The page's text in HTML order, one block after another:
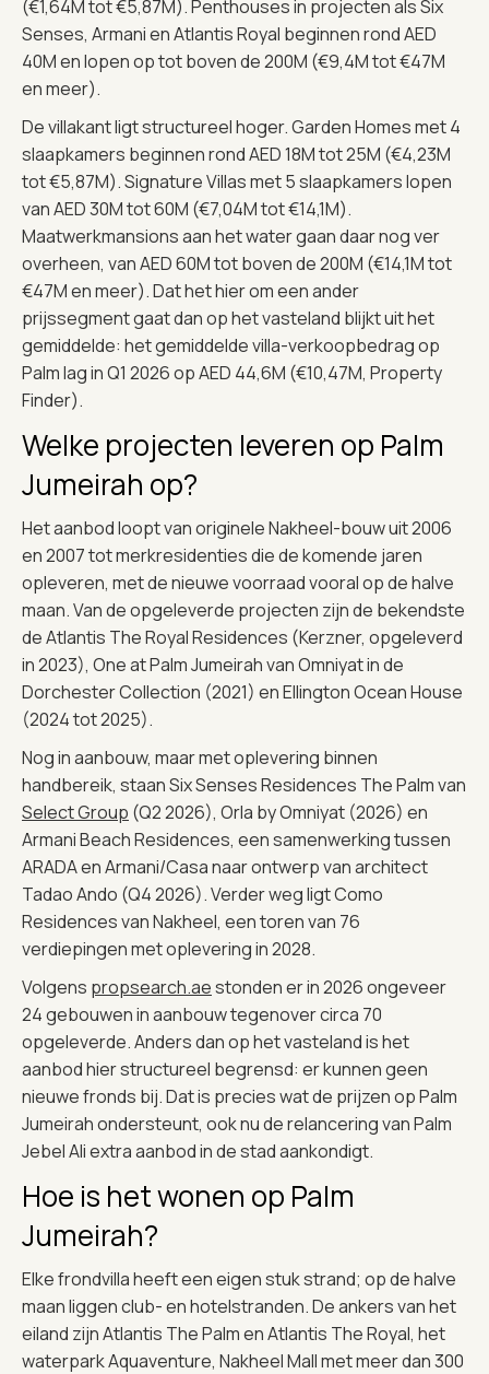
(€1,64M tot €5,87M). Penthouses in projecten als Six
Senses, Armani en Atlantis Royal beginnen rond AED
40M en lopen op tot boven de 200M (€9,4M tot €47M
en meer).
De villakant ligt structureel hoger. Garden Homes met 4
slaapkamers beginnen rond AED 18M tot 25M (€4,23M
tot €5,87M). Signature Villas met 5 slaapkamers lopen
van AED 30M tot 60M (€7,04M tot €14,1M).
Maatwerkmansions aan het water gaan daar nog ver
overheen, van AED 60M tot boven de 200M (€14,1M tot
€47M en meer). Dat het hier om een ander
prijssegment gaat dan op het vasteland blijkt uit het
gemiddelde: het gemiddelde villa-verkoopbedrag op
Palm lag in Q1 2026 op AED 44,6M (€10,47M, Property
Finder).
Welke projecten leveren op Palm
Jumeirah op?
Het aanbod loopt van originele Nakheel-bouw uit 2006
en 2007 tot merkresidenties die de komende jaren
opleveren, met de nieuwe voorraad vooral op de halve
maan. Van de opgeleverde projecten zijn de bekendste
de Atlantis The Royal Residences (Kerzner, opgeleverd
in 2023), One at Palm Jumeirah van Omniyat in de
Dorchester Collection (2021) en Ellington Ocean House
(2024 tot 2025).
Nog in aanbouw, maar met oplevering binnen
handbereik, staan Six Senses Residences The Palm van
Select Group (Q2 2026), Orla by Omniyat (2026) en
Armani Beach Residences, een samenwerking tussen
ARADA en Armani/Casa naar ontwerp van architect
Tadao Ando (Q4 2026). Verder weg ligt Como
Residences van Nakheel, een toren van 76
verdiepingen met oplevering in 2028.
Volgens propsearch.aestonden er in 2026 ongeveer
24 gebouwen in aanbouw tegenover circa 70
opgeleverde. Anders dan op het vasteland is het
aanbod hier structureel begrensd: er kunnen geen
nieuwe fronds bij. Dat is precies wat de prijzen op Palm
Jumeirah ondersteunt, ook nu de relancering van Palm
Jebel Ali extra aanbod in de stad aankondigt.
Hoe is het wonen op Palm
Jumeirah?
Elke frondvilla heeft een eigen stuk strand; op de halve
maan liggen club- en hotelstranden. De ankers van het
eiland zijn Atlantis The Palm en Atlantis The Royal, het
waterpark Aquaventure, Nakheel Mall met meer dan 300